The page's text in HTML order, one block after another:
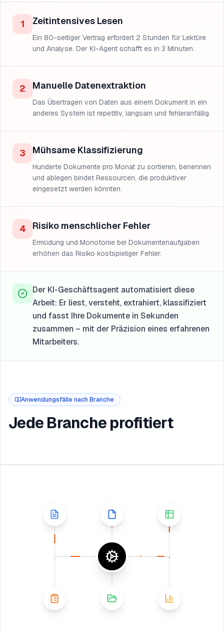
1 Zeitintensives Lesen
Ein 80-seitiger Vertrag erfordert 2 Stunden für Lektüre
und Analyse. Der KI-Agent schafft es in 3 Minuten.
2 Manuelle Datenextraktion
Das Übertragen von Daten aus einem Dokument in ein
anderes System ist repetitiv, langsam und fehleranfällig.
3 Mühsame Klassifizierung
Hunderte Dokumente pro Monat zu sortieren, benennen
und ablegen bindet Ressourcen, die produktiver
eingesetzt werden könnten.
4 Risiko menschlicher Fehler
Ermüdung und Monotonie bei Dokumentenaufgaben
erhöhen das Risiko kostspieliger Fehler.
Der KI-Geschäftsagent automatisiert diese
Arbeit: Er liest, versteht, extrahiert, klassifiziert
und fasst Ihre Dokumente in Sekunden
zusammen – mit der Präzision eines erfahrenen
Mitarbeiters.
Anwendungsfälle nach Branche
Jede Branche profitiert